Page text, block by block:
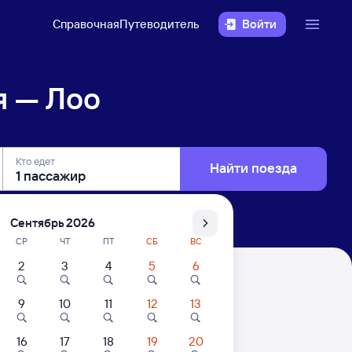
СправочнаяПутеводитель Войти
— Лоо
Кто едет Найти поезда
Цены за 1 пассажира
Сентябрь 2026
СР ЧТ ПТ СБ ВС
2 3 4 5 6
9 10 11 12 13
16 17 18 19 20